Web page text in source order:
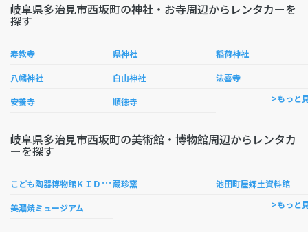
岐阜県多治見市西坂町の神社・お寺周辺からレンタカーを
探す
寿教寺 県神社 稲荷神社
八幡神社 白山神社 法喜寺
安養寺 順徳寺 >もっと
岐阜県多治見市西坂町の美術館・博物館周辺からレンタカ
ーを探す
こ
ども陶器博物館ＫＩＤＳ ＬＡＮＤ蔵珍窯 池田町屋郷土資料館
美濃焼ミュージアム >もっと